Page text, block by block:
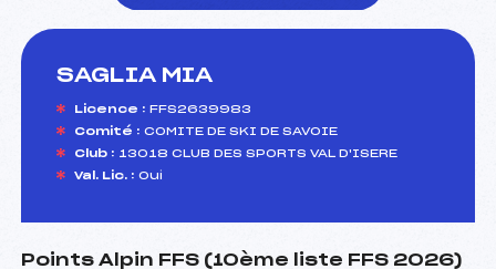
SAGLIA MIA
Licence : FFS2639983
Comité : COMITE DE SKI DE SAVOIE
Club : 13018 CLUB DES SPORTS VAL D'ISERE
Val. Lic. : Oui
Points Alpin FFS (10ème liste FFS 2026)